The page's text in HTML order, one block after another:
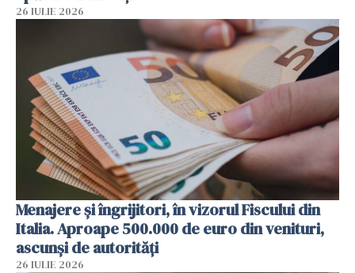
26 IULIE 2026
Menajere și îngrijitori, în vizorul Fiscului din
Italia. Aproape 500.000 de euro din venituri,
ascunși de autorități
26 IULIE 2026